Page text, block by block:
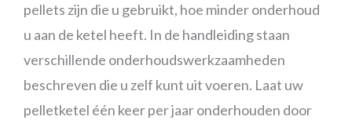
pellets zijn die u gebruikt, hoe minder onderhoud
u aan de ketel heeft. In de handleiding staan
verschillende onderhoudswerkzaamheden
beschreven die u zelf kunt uit voeren. Laat uw
pelletketel één keer per jaar onderhouden door